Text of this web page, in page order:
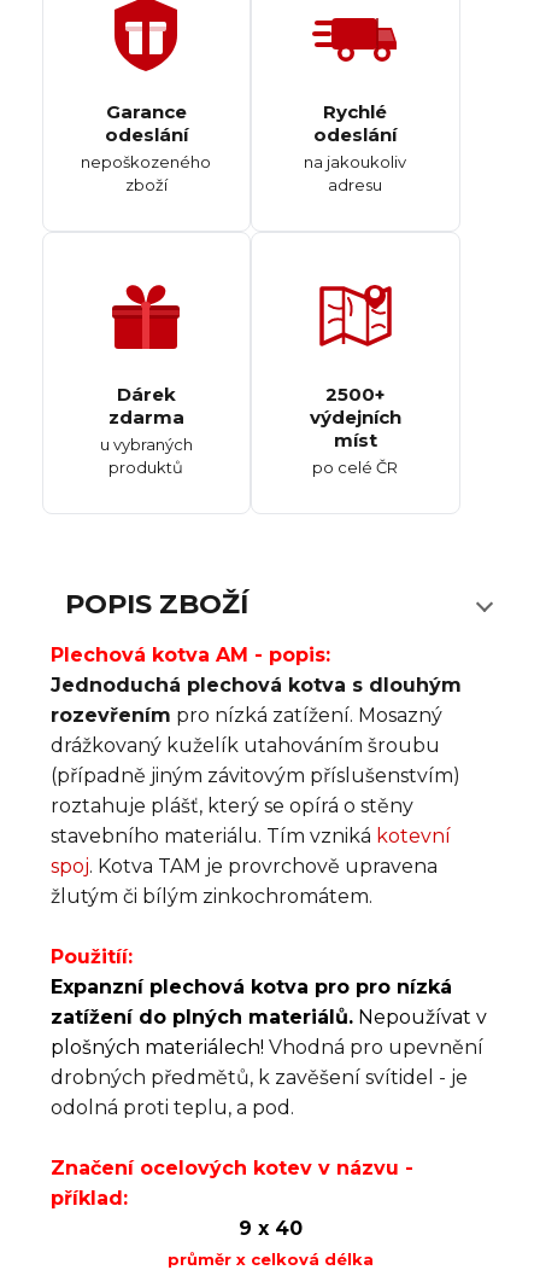
Garance
odeslání
nepoškozeného
zboží
Rychlé
odeslání
na jakoukoliv
adresu
Dárek
zdarma
u vybraných
produktů
2500+
výdejních
míst
po celé ČR
POPIS ZBOŽÍ
Plechová kotva AM - popis:
Jednoduchá plechová kotva s dlouhým
rozevřením pro nízká zatížení. Mosazný
drážkovaný kuželík utahováním šroubu
(případně jiným závitovým příslušenstvím)
roztahuje plášť, který se opírá o stěny
stavebního materiálu. Tím vzniká kotevní
spoj. Kotva TAM je provrchově upravena
žlutým či bílým zinkochromátem.
Použitíí:
Expanzní plechová kotva pro pro nízká
zatížení do plných materiálů. Nepoužívat v
plošných materiálech! Vhodná pro upevnění
drobných předmětů, k zavěšení svítidel - je
odolná proti teplu, a pod.
Značení ocelových kotev v názvu -
příklad:
9 x 40
průměr x celková délka